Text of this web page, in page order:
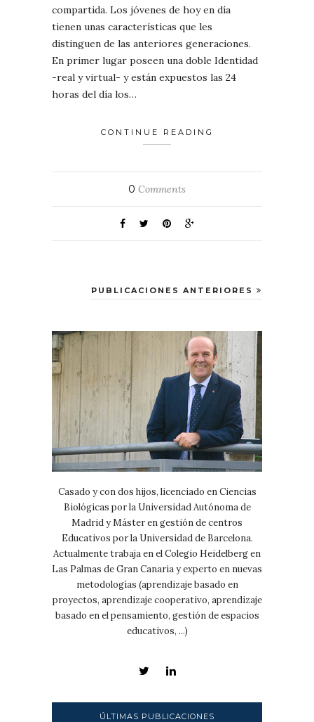
compartida. Los jóvenes de hoy en día
tienen unas características que les
distinguen de las anteriores generaciones.
En primer lugar poseen una doble Identidad
-real y virtual- y están expuestos las 24
horas del día los…
CONTINUE READING
0 Comments
PUBLICACIONES ANTERIORES
Casado y con dos hijos, licenciado en Ciencias
Biológicas por la Universidad Autónoma de
Madrid y Máster en gestión de centros
Educativos por la Universidad de Barcelona.
Actualmente trabaja en el Colegio Heidelberg en
Las Palmas de Gran Canaria y experto en nuevas
metodologías (aprendizaje basado en
proyectos, aprendizaje cooperativo, aprendizaje
basado en el pensamiento, gestión de espacios
educativos, ...)
ÚLTIMAS PUBLICACIONES